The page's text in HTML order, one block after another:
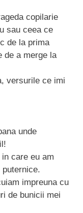
copilarie
sau ceea ce
de la prima
de a merge la
versurile ce imi
unde
care eu am
impreuna cu
de bunicii mei